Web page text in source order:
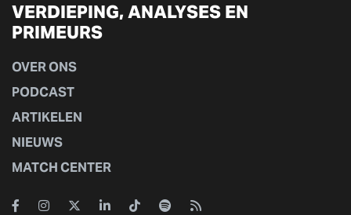
VERDIEPING, ANALYSES EN
PRIMEURS
OVER ONS
PODCAST
ARTIKELEN
NIEUWS
MATCH CENTER